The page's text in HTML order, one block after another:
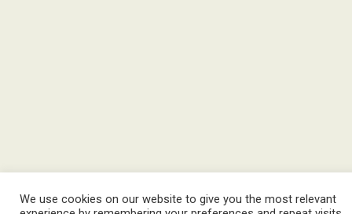
We use cookies on our website to give you the most relevant